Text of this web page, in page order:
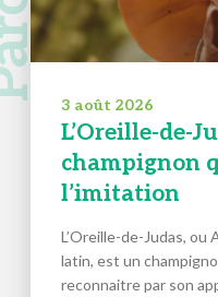
3 août 2026
L’Oreille-de-
champignon
l’imitation
L’Oreille-de-Judas, ou
latin, est un
reconnaitre par son